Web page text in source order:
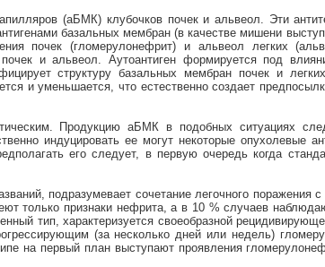
(аБМК) клубочков почек и альвеол. Эти
базальных мембран (в качестве мишени
почек (гломерулонефрит) и альвеол легких
и альвеол. Аутоантиген формируется под
структуру базальных мембран почек и
и уменьшается, что естественно создает
Продукцию аБМК в подобных ситуациях
индуцировать ее могут некоторые опухолевые
его следует, в первую очередь когда
подразумевает сочетание легочного поражения
только признаки нефрита, а в 10 % случаев
тип, характеризуется своеобразной
(за несколько дней или недель)
на первый план выступают проявления